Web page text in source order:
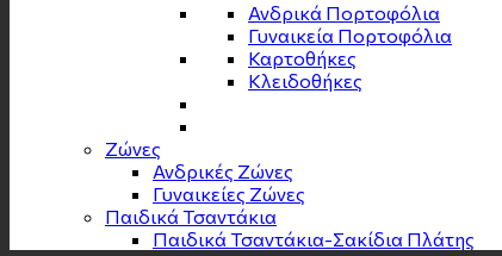
Ανδρικά Πορτοφόλια
Γυναικεία Πορτοφόλια
Καρτοθήκες
Κλειδοθήκες
Zώνες
Ανδρικές Ζώνες
Γυναικείες Ζώνες
Παιδικά Τσαντάκια
Παιδικά Τσαντάκια-Σακίδια Πλάτης